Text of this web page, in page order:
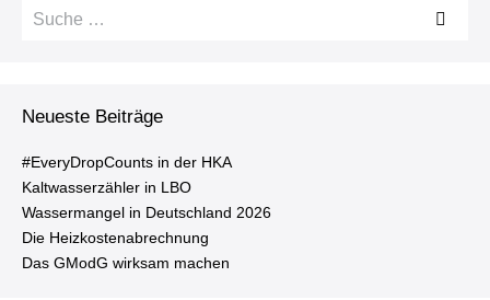
Suche
Neueste Beiträge
#Ever­y­Drop­Counts in der HKA
Kalt­was­ser­zäh­ler in LBO
Was­ser­man­gel in Deutsch­land 2026
Die Heiz­kos­ten­ab­rech­nung
Das GModG wirksam machen